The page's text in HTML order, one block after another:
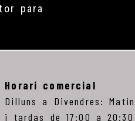
para
Horari comercial
Dilluns a Divendres:
i tardas de 17:00 a